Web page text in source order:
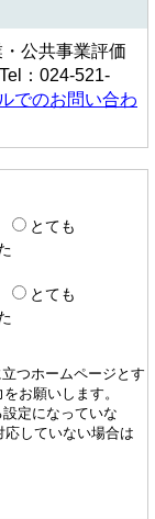
公共事業評価
：024-521-
でのお問い合わ
とても
とても
つホームページとす
お願いします。
定になっていな
していない場合は